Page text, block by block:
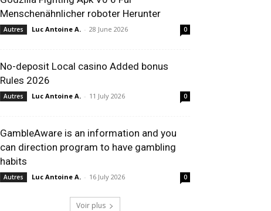
Menschenähnlicher roboter Herunter
Autres Luc Antoine A. - 28 June 2026 0
No-deposit Local casino Added bonus
Rules 2026
Autres Luc Antoine A. - 11 July 2026 0
GambleAware is an information and you
can direction program to have gambling
habits
Autres Luc Antoine A. - 16 July 2026 0
Voir plus